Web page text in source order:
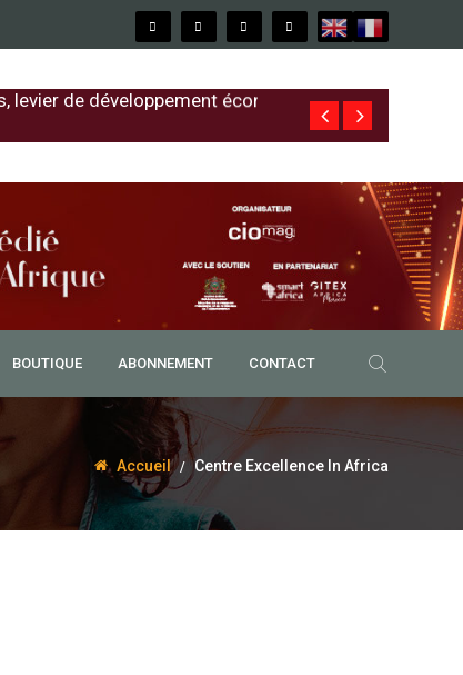
levier de développement économique
Free au
BOUTIQUE ABONNEMENT CONTACT
Accueil Centre Excellence In Africa